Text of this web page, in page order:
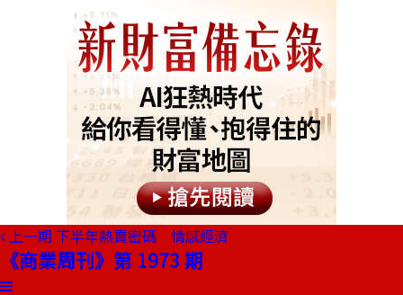
上一期 下半年熱賣密碼 情感經濟
《商業周刊》第 1973 期